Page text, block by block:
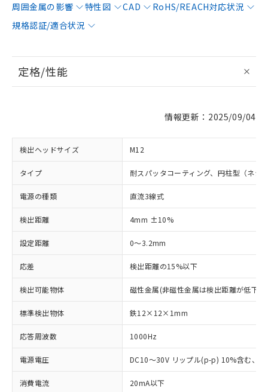
周囲金属の影響
特性図 CAD
RoHS/REACH対応状況
規格認証/適合状況
定格/性能
情報更新：2025/09/04
検出ヘッドサイズ M12
タイプ 耐スパッタコーティング、円柱型（ネジ
電源の種類 直流3線式
検出距離 4mm ±10%
設定距離 0～3.2mm
応差 検出距離の15%以下
検出可能物体 磁性金属(非磁性金属は検出距離が低下し
標準検出物体 鉄12×12×1mm
応答周波数 1000Hz
電源電圧 DC10～30V リップル(p-p) 10%含む、
消費電流 20mA以下